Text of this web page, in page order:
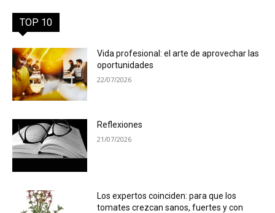
TOP 10
Vida profesional: el arte de aprovechar las
oportunidades
22/07/2026
Reflexiones
21/07/2026
Los expertos coinciden: para que los
tomates crezcan sanos, fuertes y con